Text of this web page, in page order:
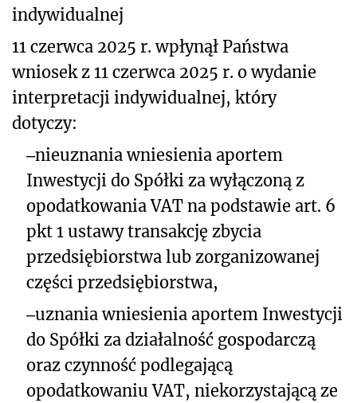
indywidualnej
11 czerwca 2025 r. wpłynął Państwa
wniosek z 11 czerwca 2025 r. o wydanie
interpretacji indywidualnej, który
dotyczy:
‒nieuznania wniesienia aportem
Inwestycji do Spółki za wyłączoną z
opodatkowania VAT na podstawie art. 6
pkt 1 ustawy transakcję zbycia
przedsiębiorstwa lub zorganizowanej
części przedsiębiorstwa,
‒uznania wniesienia aportem Inwestycji
do Spółki za działalność gospodarczą
oraz czynność podlegającą
opodatkowaniu VAT, niekorzystającą ze